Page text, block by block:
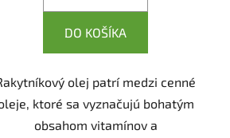
DO KOŠÍKA
olej patrí medzi cenné
ktoré sa vyznačujú bohatým
obsahom vitamínov a